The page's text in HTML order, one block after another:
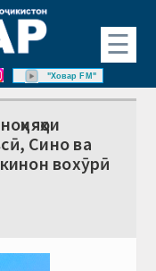
☰
"Ховар FM"
Сино ва
вохӯрӣ